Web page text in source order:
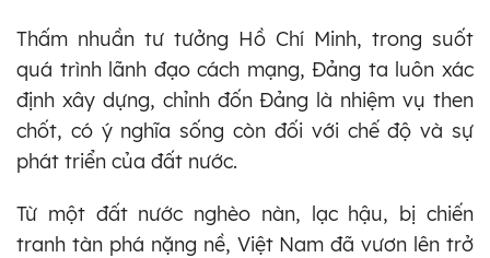
Thấm nhuần tư tưởng Hồ Chí Minh, trong suốt
quá trình lãnh đạo cách mạng, Đảng ta luôn xác
định xây dựng, chỉnh đốn Đảng là nhiệm vụ then
chốt, có ý nghĩa sống còn đối với chế độ và sự
phát triển của đất nước.
Từ một đất nước nghèo nàn, lạc hậu, bị chiến
tranh tàn phá nặng nề, Việt Nam đã vươn lên trở